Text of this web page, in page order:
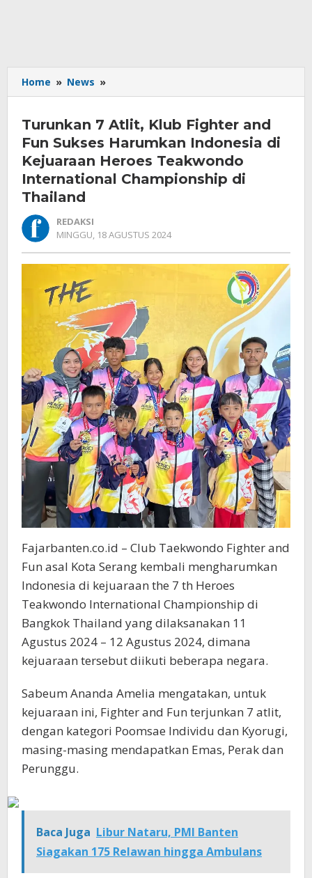
Home » News »
7
Klub
Fighter
and
Fun
Sukses
Kejuaraan
Heroes
Championship
Thailand
Turunkan 7 Atlit, Klub Fighter and
Fun Sukses Harumkan Indonesia di
Kejuaraan Heroes Teakwondo
International Championship di
Thailand
REDAKSI
MINGGU, 18 AGUSTUS 2024
Fajarbanten.co.id – Club Taekwondo Fighter and
Fun asal Kota Serang kembali mengharumkan
Indonesia di kejuaraan the 7 th Heroes
Teakwondo International Championship di
Bangkok Thailand yang dilaksanakan 11
Agustus 2024 – 12 Agustus 2024, dimana
kejuaraan tersebut diikuti beberapa negara.
Sabeum Ananda Amelia mengatakan, untuk
kejuaraan ini, Fighter and Fun terjunkan 7 atlit,
dengan kategori Poomsae Individu dan Kyorugi,
masing-masing mendapatkan Emas, Perak dan
Perunggu.
Baca Juga Libur Nataru, PMI Banten
Siagakan 175 Relawan hingga Ambulans